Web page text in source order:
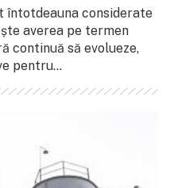
întotdeauna considerate
averea pe termen
continuă să evolueze,
pentru...